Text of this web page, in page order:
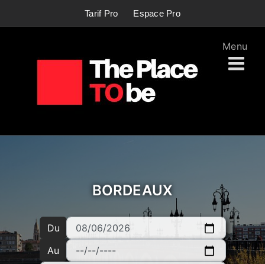
Tarif Pro Espace Pro
BORDEAUX
Du
Au